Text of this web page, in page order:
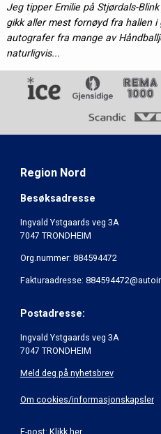
Jeg tipper Emilie på Stjørdals-
gikk aller mest fornøyd fra hallen i
autografer fra mange av
naturligvis...
Region Nord
Besøksadresse
Ingvald Ystgaards veg 3A
7047 TRONDHEIM
Org.nummer: 884594472
Fakturaadresse:
Postadresse:
Ingvald Ystgaards veg 3A
7047 TRONDHEIM
Meld deg på nyhetsbrev
Om cookies/informasjonskapsler
E-post: Klikk her